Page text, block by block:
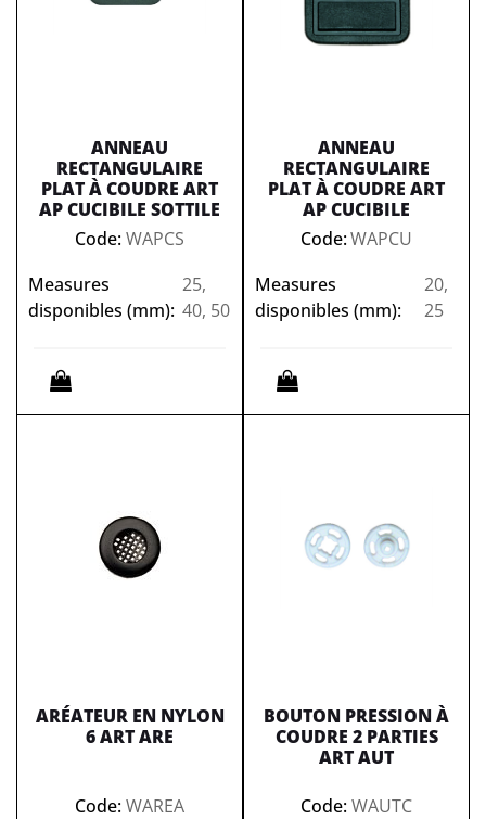
ANNEAU
RECTANGULAIRE
PLAT À COUDRE ART
AP CUCIBILE SOTTILE
Code:WAPCS
Measures
disponibles (mm):
25,
40, 50
Quantità
ANNEAU
RECTANGULAIRE
PLAT À COUDRE ART
AP CUCIBILE
Code:WAPCU
Measures
disponibles (mm):
20,
25
Quantità
ARÉATEUR EN NYLON
6 ART ARE
Code:WAREA
BOUTON PRESSION À
COUDRE 2 PARTIES
ART AUT
Code:WAUTC